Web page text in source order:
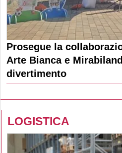
Prosegue la
Arte Bianca e
divertimento
LOGISTICA